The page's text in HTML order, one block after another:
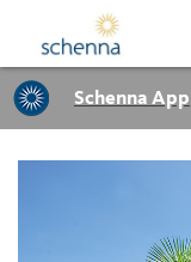
Schenna App